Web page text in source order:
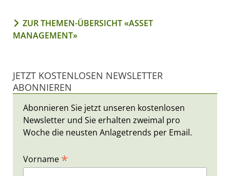
ZUR THEMEN-ÜBERSICHT «ASSET
MANAGEMENT»
JETZT KOSTENLOSEN NEWSLETTER
ABONNIEREN
Abonnieren Sie jetzt unseren kostenlosen
Newsletter und Sie erhalten zweimal pro
Woche die neusten Anlagetrends per Email.
Vorname *